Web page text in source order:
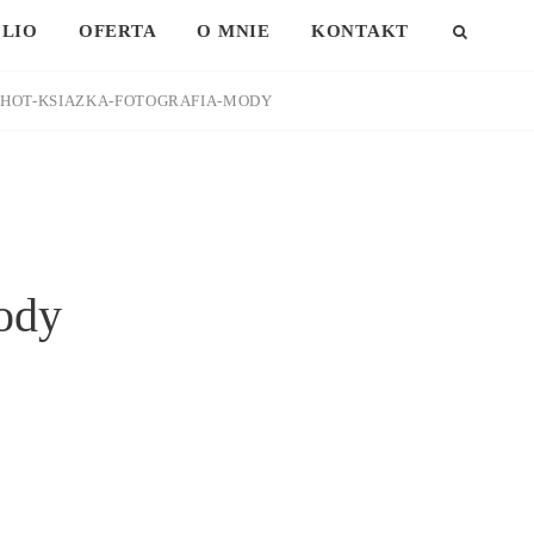
OFERTA O MNIE KONTAKT
KSIAZKA-FOTOGRAFIA-MODY